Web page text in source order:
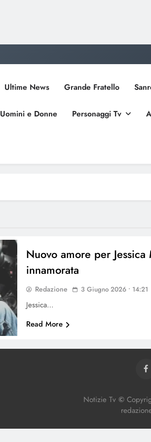
Ultime News Grande Fratello
Uomini e Donne Personaggi Tv
Nuovo amore per
innamorata
Redazione 3 Giugno 2026 • 14:21
Jessica…
Read More
Notizie Tv ©Copy